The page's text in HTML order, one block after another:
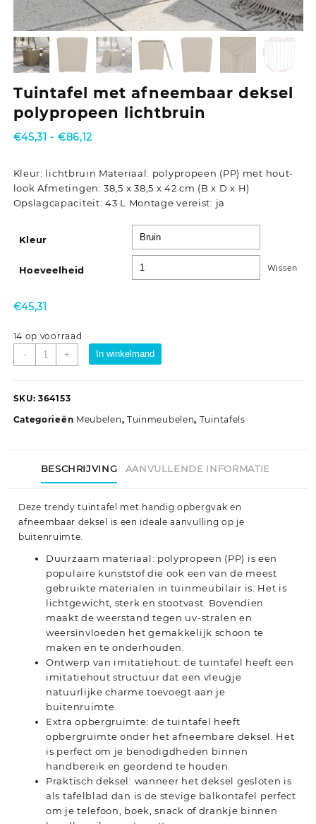
Tuintafel met afneembaar deksel
polypropeen lichtbruin
€45,31 - €86,12
€86,12
Kleur: lichtbruin Materiaal: polypropeen (PP) met hout-
look Afmetingen: 38,5 x 38,5 x 42 cm (B x D x H)
Opslagcapaciteit: 43 L Montage vereist: ja
Kleur
Hoeveelheid Wissen
€45,31
14 op voorraad
-
Tuintafel
met
deksel
lichtbruin
+ In winkelmand
SKU: 364153
Categorieën Meubelen, Tuinmeubelen, Tuintafels
BESCHRIJVING AANVULLENDE INFORMATIE
Deze trendy tuintafel met handig opbergvak en
afneembaar deksel is een ideale aanvulling op je
buitenruimte.
Duurzaam materiaal: polypropeen (PP) is een
populaire kunststof die ook een van de meest
gebruikte materialen in tuinmeubilair is. Het is
lichtgewicht, sterk en stootvast. Bovendien
maakt de weerstand tegen uv-stralen en
weersinvloeden het gemakkelijk schoon te
maken en te onderhouden.
Ontwerp van imitatiehout: de tuintafel heeft een
imitatiehout structuur dat een vleugje
natuurlijke charme toevoegt aan je
buitenruimte.
Extra opbergruimte: de tuintafel heeft
opbergruimte onder het afneembare deksel. Het
is perfect om je benodigdheden binnen
handbereik en geordend te houden.
Praktisch deksel: wanneer het deksel gesloten is
als tafelblad dan is de stevige balkontafel perfect
om je telefoon, boek, snack of drankje binnen